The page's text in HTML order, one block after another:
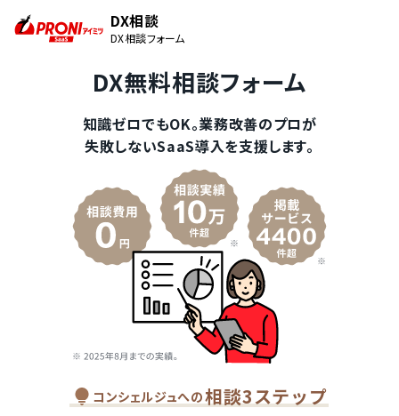
DX相談
DX相談フォーム
DX無料相談フォーム
知識ゼロでもOK。業務改善のプロが
失敗しないSaaS導入を支援します。
コンシェルジュへの相談3ステップ